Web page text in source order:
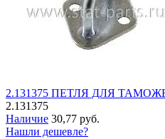
2.131375 ПЕТЛЯ ДЛЯ
2.131375
Наличие 30,77 руб.
Нашли дешевле?